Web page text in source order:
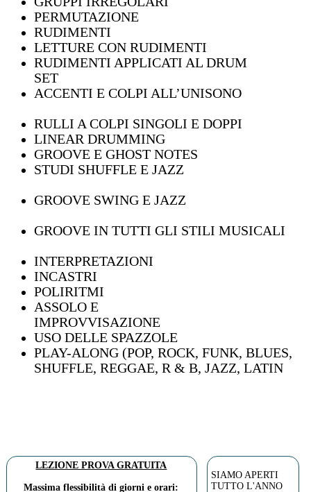
PERMUTAZIONE
RUDIMENTI
LETTURE CON RUDIMENTI
RUDIMENTI APPLICATI AL DRUM
SET
ACCENTI E COLPI ALL’UNISONO
RULLI A COLPI SINGOLI E DOPPI
LINEAR DRUMMING
GROOVE E GHOST NOTES
STUDI SHUFFLE E JAZZ
GROOVE SWING E JAZZ
GROOVE IN TUTTI GLI STILI MUSICALI
INTERPRETAZIONI
INCASTRI
POLIRITMI
ASSOLO E
IMPROVVISAZIONE
USO DELLE SPAZZOLE
PLAY-ALONG (POP, ROCK, FUNK, BLUES,
SHUFFLE, REGGAE, R & B, JAZZ, LATIN
LEZIONE PROVA GRATUITA
Massima flessibilità di giorni e orari:
SIAMO APERTI
TUTTO L'ANNO